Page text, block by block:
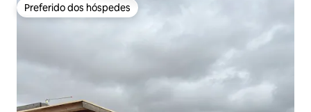
Preferido dos hóspedes
Preferido dos hóspedes